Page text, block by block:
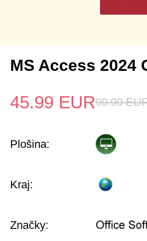
MS Access 2024
45.99 EUR99.99
Plošina:
Kraj:
Značky: